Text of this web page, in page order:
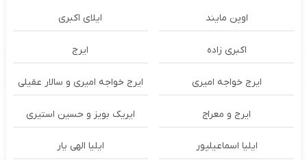
اوپن مایند ايلاى اكبرى
اکبری زاده ایرج
ایرج خواجه امیری ایرج خواجه امیری و سالار عقیلی
ایرج و معراج ایریک بویز و حسین استیری
ایلیا اسماعیلپور ایلیا الهی یار